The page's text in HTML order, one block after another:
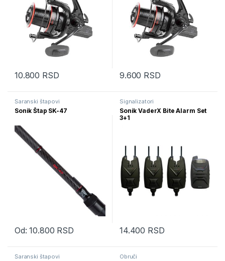
10.800 RSD 9.600 RSD
Šaranski štapovi
Sonik Štap SK-47
Od:10.800 RSD
Ovaj proizvod ima više varijanti. Opcije mogu biti izabrane na
Signalizatori
Sonik VaderX Bite Alarm Set
3+1
14.400 RSD
Šaranski štapovi Obruči